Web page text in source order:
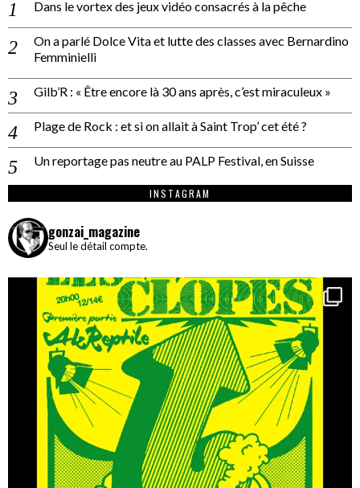
Dans le vortex des jeux vidéo consacrés à la pêche
On a parlé Dolce Vita et lutte des classes avec Bernardino
Femminielli
Gilb’R : « Être encore là 30 ans après, c’est miraculeux »
Plage de Rock : et si on allait à Saint Trop’ cet été ?
Un reportage pas neutre au PALP Festival, en Suisse
INSTAGRAM
gonzai_magazine
Seul le détail compte.